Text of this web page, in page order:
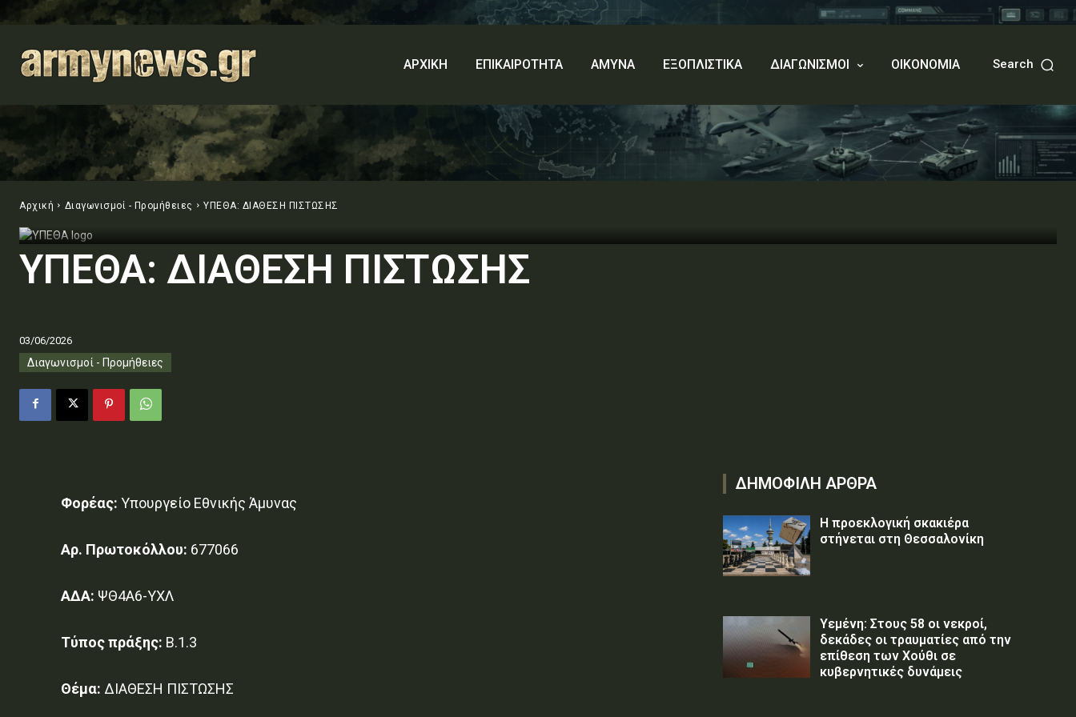
ΑΡΧΙΚΗ ΕΠΙΚΑΙΡΟΤΗΤΑ ΑΜΥΝΑ ΕΞΟΠΛΙΣΤΙΚΑ ΔΙΑΓΩΝΙΣΜΟΙ ΟΙΚΟΝΟΜΙΑ Search
Αρχική Διαγωνισμοί - Προμήθειες ΥΠΕΘΑ: ΔΙΑΘΕΣΗ ΠΙΣΤΩΣΗΣ
ΥΠΕΘΑ: ΔΙΑΘΕΣΗ ΠΙΣΤΩΣΗΣ
03/06/2026
Διαγωνισμοί - Προμήθειες
Φορέας: Υπουργείο Εθνικής Άμυνας
Αρ. Πρωτοκόλλου: 677066
ΑΔΑ: ΨΘ4Α6-ΥΧΛ
Τύπος πράξης: Β.1.3
Θέμα: ΔΙΑΘΕΣΗ ΠΙΣΤΩΣΗΣ
ΔΗΜΟΦΙΛΗ ΑΡΘΡΑ
Η προεκλογική σκακιέρα
στήνεται στη Θεσσαλονίκη
Υεμένη: Στους 58 οι νεκροί,
δεκάδες οι τραυματίες από την
επίθεση των Χούθι σε
κυβερνητικές δυνάμεις